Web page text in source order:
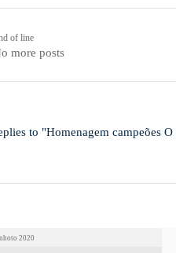
of line
more posts
to "Homenagem campeões
2020